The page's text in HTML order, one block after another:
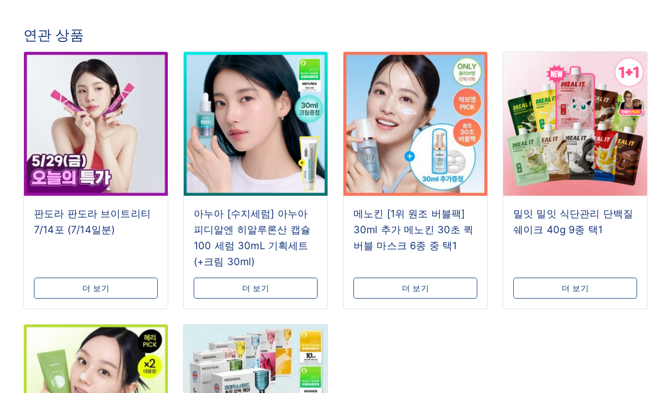
연관 상품
판도라 판도라 브이트리티
7/14포 (7/14일분)
더 보기
아누아 [수지세럼] 아누아
피디알엔 히알루론산 캡슐
100 세럼 30mL 기획세트
(+크림 30ml)
더 보기
메노킨 [1위 원조 버블팩]
30ml 추가 메노킨 30초 퀵
버블 마스크 6종 중 택1
더 보기
밀잇 밀잇 식단관리 단백질
쉐이크 40g 9종 택1
더 보기